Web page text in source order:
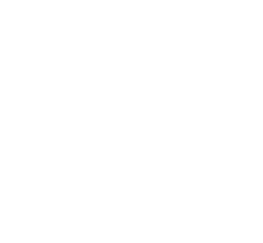
und dann auf zum Clean Up und damit heißt